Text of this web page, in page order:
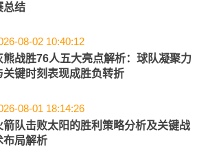
总结
08-02 10:40:12
熊战胜76人五大亮点解析：球队凝聚力
关键时刻表现成胜负转折
08-01 18:14:26
箭队击败太阳的胜利策略分析及关键战
布局解析